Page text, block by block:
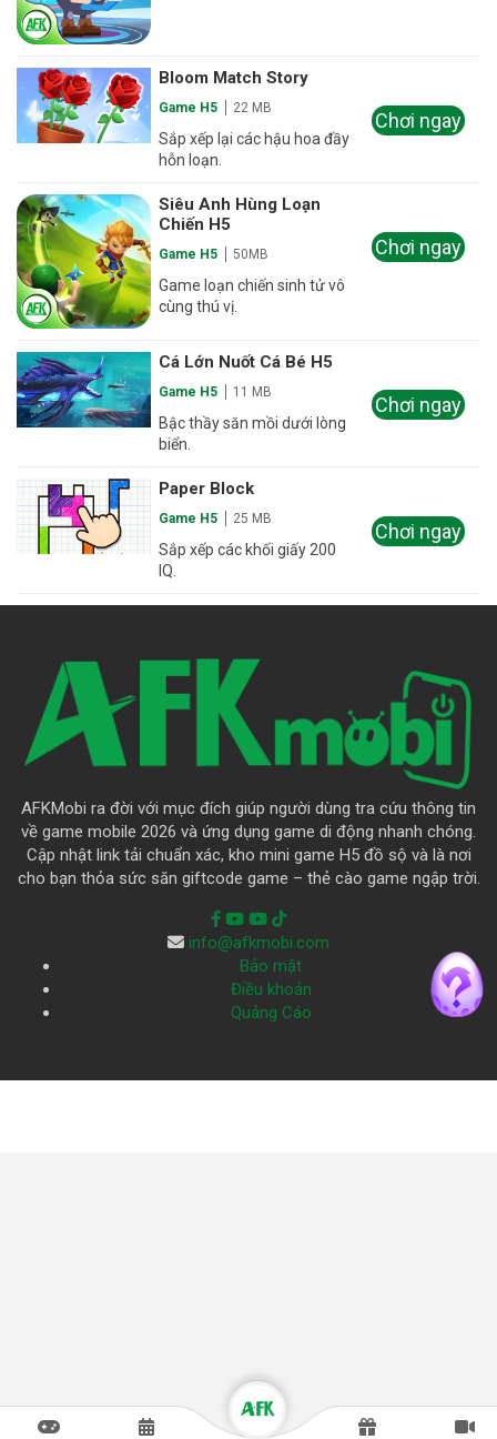
Bloom Match Story
Game H5 22 MB
Sắp xếp lại các hậu hoa đầy
hỗn loạn.
Chơi ngay
Siêu Anh Hùng Loạn
Chiến H5
Game H5 50MB
Game loạn chiến sinh tử vô
cùng thú vị.
Chơi ngay
Cá Lớn Nuốt Cá Bé H5
Game H5 11 MB
Bậc thầy săn mồi dưới lòng
biển.
Chơi ngay
Paper Block
Game H5 25 MB
Sắp xếp các khối giấy 200
IQ.
Chơi ngay
AFKMobi ra đời với mục đích giúp người dùng tra cứu thông tin
về game mobile 2026 và ứng dụng game di động nhanh chóng.
Cập nhật link tải chuẩn xác, kho mini game H5 đồ sộ và là nơi
cho bạn thỏa sức săn giftcode game – thẻ cào game ngập trời.
info@afkmobi.com
Bảo mật
Điều khoản
Quảng Cáo